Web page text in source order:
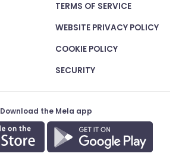
TERMS OF SERVICE
WEBSITE PRIVACY POLICY
COOKIE POLICY
SECURITY
Download the Mela app